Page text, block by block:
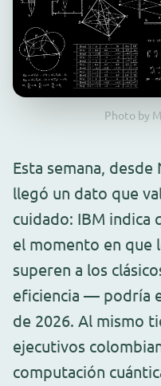
Photo by
Esta semana, desde
llegó un dato que
cuidado: IBM indica
el momento en que
superen a los
eficiencia — podría
de 2026. Al mismo
ejecutivos
computación